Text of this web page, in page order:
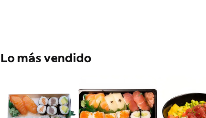
Lo más vendido